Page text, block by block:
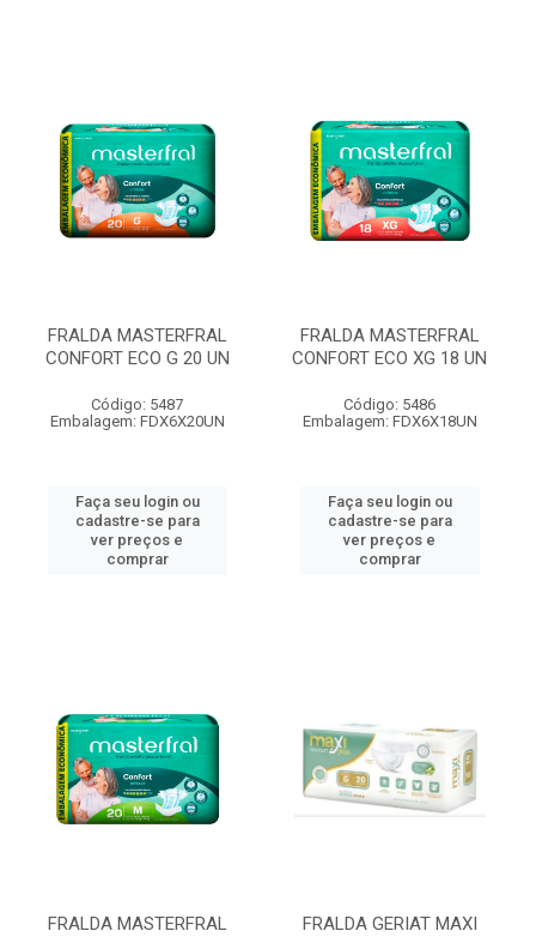
FRALDA MASTERFRAL
CONFORT ECO G 20 UN
Código: 5487
Embalagem: FDX6X20UN
Faça seu login ou
cadastre-se para
ver preços e
comprar
FRALDA MASTERFRAL
CONFORT ECO XG 18 UN
Código: 5486
Embalagem: FDX6X18UN
Faça seu login ou
cadastre-se para
ver preços e
comprar
FRALDA MASTERFRAL
FRALDA GERIAT MAXI